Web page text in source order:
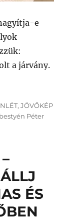
e
a járvány.
,JÖVŐKÉP
Péter
ÉS